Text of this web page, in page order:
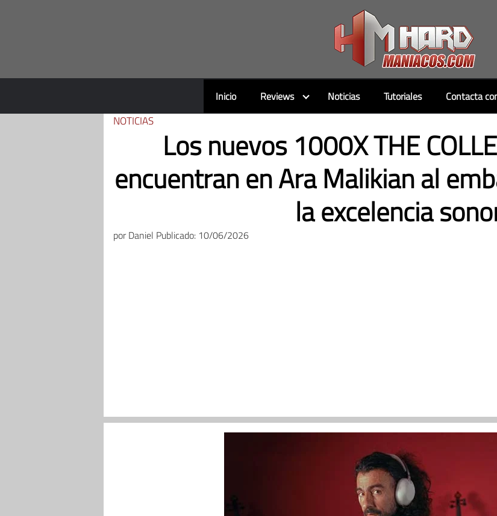
Inicio Reviews Noticias Tutoriales Contacta
NOTICIAS
Los nuevos 1000X THE
encuentran en Ara Malikian al
la excelencia
porDaniel Publicado: 10/06/2026